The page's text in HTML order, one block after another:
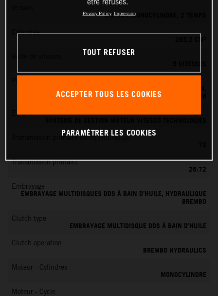
MOTEUR MONOCYLINDRE, 2 TEMPS
Cylindrée
SYSTÈME D'INJECTION ÉLECTRONIQUE DE CARBURANT KEIHIN,
BOÎTIER PAPILLON 39 MM
EMS
Transmission primaire dents embrayage
Transmission primaire
26:72
Embrayage
EMBRAYAGE MULTIDISQUES DDS À BAIN D’HUILE, HYDRAULIQUE
BREMBO
Clutch type
EMBRAYAGE MULTIDISQUE DDS À BAIN D’HUILE
Clutch operation
BREMBO HYDRAULICS
Moteur - Cylindres
MONOCYLINDRE
Moteur - Cycle
Privacy Policy Impression
TOUT REFUSER
ACCEPTER TOUS LES COOKIES
PARAMÉTRER LES COOKIES